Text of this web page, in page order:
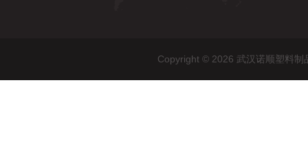
Copyright © 2026 武汉诺顺塑料